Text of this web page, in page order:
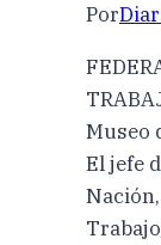
Por
Museo
El jefe